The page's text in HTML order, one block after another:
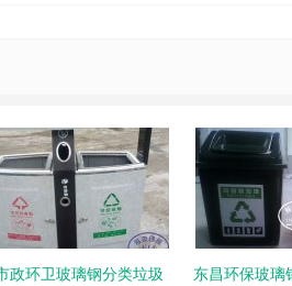
政环卫玻璃钢分类垃圾
东昌环保玻璃